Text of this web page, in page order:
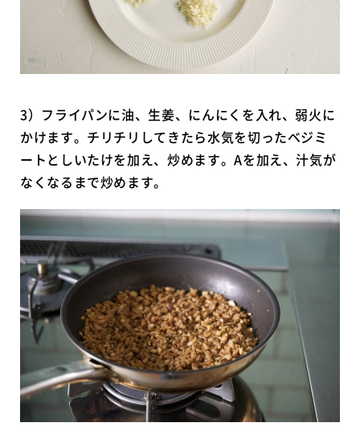
3）フライパンに油、生姜、にんにくを入れ、弱火に
かけます。チリチリしてきたら水気を切ったベジミ
ートとしいたけを加え、炒めます。Aを加え、汁気が
なくなるまで炒めます。